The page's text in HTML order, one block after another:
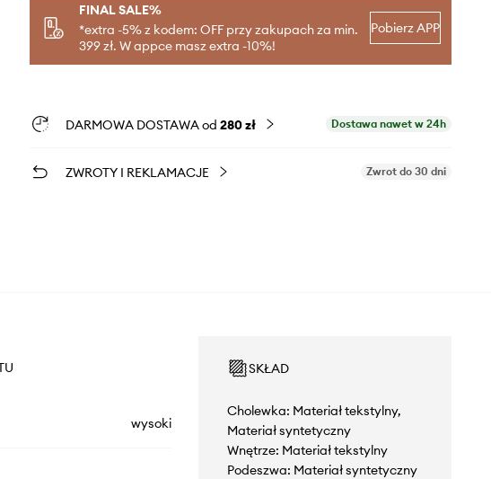
FINAL SALE%
*extra -5% z kodem: OFF przy zakupach za min.
399 zł. W appce masz extra -10%!
Pobierz APP
DARMOWA DOSTAWA od 280 zł Dostawa nawet w 24h
ZWROTY I REKLAMACJE Zwrot do 30 dni
wysoki
SKŁAD
Cholewka: Materiał tekstylny,
Materiał syntetyczny
Wnętrze: Materiał tekstylny
Podeszwa: Materiał syntetyczny